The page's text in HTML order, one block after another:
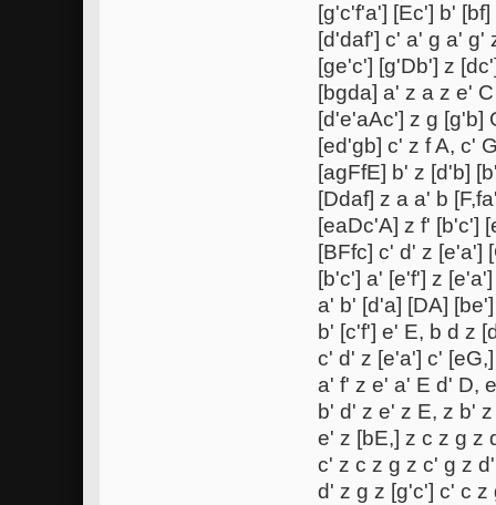
[g'c'f'a'] [Ec'] b'
[d'daf'] c' a' g a' g'
[ge'c'] [g'Db'] z
[bgda] a' z a z e'
[d'e'aAc'] z g [g'b]
[ed'gb] c' z f A, c'
[agFfE] b' z [d'b]
[Ddaf] z a a' b
[eaDc'A] z f' [b'c']
[BFfc] c' d' z [e'a']
[b'c'] a' [e'f'] z
a' b' [d'a] [DA]
b' [c'f'] e' E, b d z
c' d' z [e'a'] c'
a' f' z e' a' E d' D,
b' d' z e' z E, z b'
e' z [bE,] z c z g z
c' z c z g z c' g z
d' z g z [g'c'] c' c